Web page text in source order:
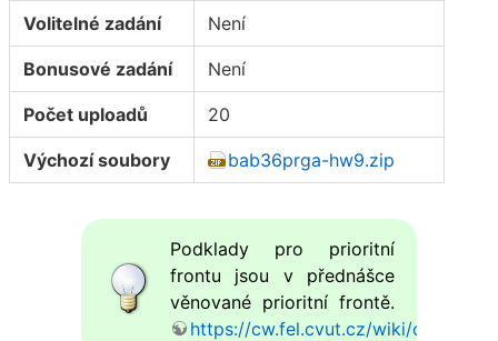
Volitelné zadání Není
Bonusové zadání Není
Počet uploadů 20
Výchozí soubory bab36prga-hw9.zip
Podklady pro prioritní
frontu jsou v přednášce
věnované prioritní frontě.
https://cw.fel.cvut.cz/wiki/courses/